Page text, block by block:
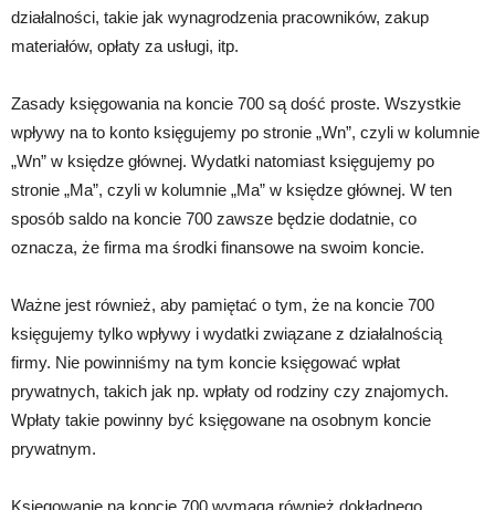
działalności, takie jak wynagrodzenia pracowników, zakup
materiałów, opłaty za usługi, itp.
Zasady księgowania na koncie 700 są dość proste. Wszystkie
wpływy na to konto księgujemy po stronie „Wn”, czyli w kolumnie
„Wn” w księdze głównej. Wydatki natomiast księgujemy po
stronie „Ma”, czyli w kolumnie „Ma” w księdze głównej. W ten
sposób saldo na koncie 700 zawsze będzie dodatnie, co
oznacza, że firma ma środki finansowe na swoim koncie.
Ważne jest również, aby pamiętać o tym, że na koncie 700
księgujemy tylko wpływy i wydatki związane z działalnością
firmy. Nie powinniśmy na tym koncie księgować wpłat
prywatnych, takich jak np. wpłaty od rodziny czy znajomych.
Wpłaty takie powinny być księgowane na osobnym koncie
prywatnym.
Księgowanie na koncie 700 wymaga również dokładnego